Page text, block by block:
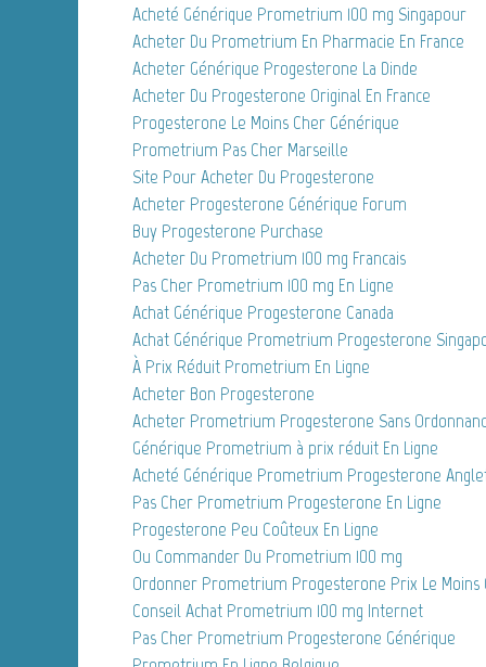
Acheté Générique Prometrium 100 mg Singapour
Acheter Du Prometrium En Pharmacie En France
Acheter Générique Progesterone La Dinde
Acheter Du Progesterone Original En France
Progesterone Le Moins Cher Générique
Prometrium Pas Cher Marseille
Site Pour Acheter Du Progesterone
Acheter Progesterone Générique Forum
Buy Progesterone Purchase
Acheter Du Prometrium 100 mg Francais
Pas Cher Prometrium 100 mg En Ligne
Achat Générique Progesterone Canada
Achat Générique Prometrium Progesterone
À Prix Réduit Prometrium En Ligne
Acheter Bon Progesterone
Acheter Prometrium Progesterone Sans
Générique Prometrium à prix réduit En Ligne
Acheté Générique Prometrium Progesterone
Pas Cher Prometrium Progesterone En Ligne
Progesterone Peu Coûteux En Ligne
Ou Commander Du Prometrium 100 mg
Ordonner Prometrium Progesterone Prix Le Moins
Conseil Achat Prometrium 100 mg Internet
Pas Cher Prometrium Progesterone Générique